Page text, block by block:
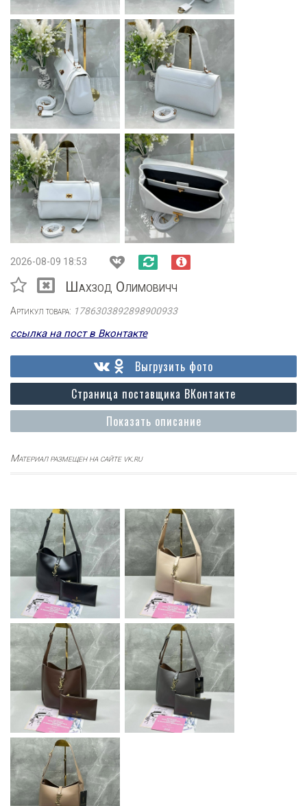
2026-08-09 18:53
Шахзод Олимовичч
Артикул товара: 1786303892898900933
ссылка на пост в Вконтакте
Показать описание
Страница поставщика ВКонтакте
Выгрузить фото
Материал размещен на сайте vk.ru